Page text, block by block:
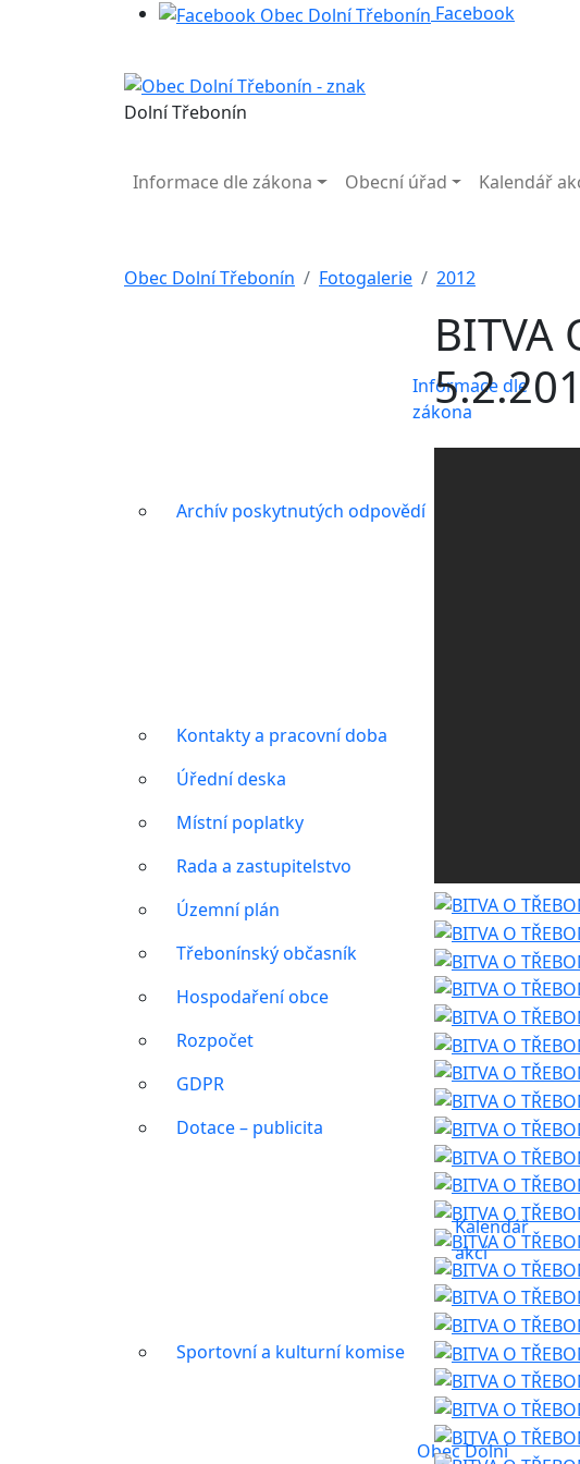
Facebook
Dolní Třebonín
Informace dle zákona Obecní úřad Kalendář
Obec Dolní Třebonín Fotogalerie 2012
Informace dle
zákona
Archív poskytnutých odpovědí
Kontakty a pracovní doba
Úřední deska
Místní poplatky
Rada a zastupitelstvo
Územní plán
Třebonínský občasník
Hospodaření obce
Rozpočet
GDPR
Dotace – publicita
Kalendář
akcí
Sportovní a kulturní komise
Obec Dolní
BITVA